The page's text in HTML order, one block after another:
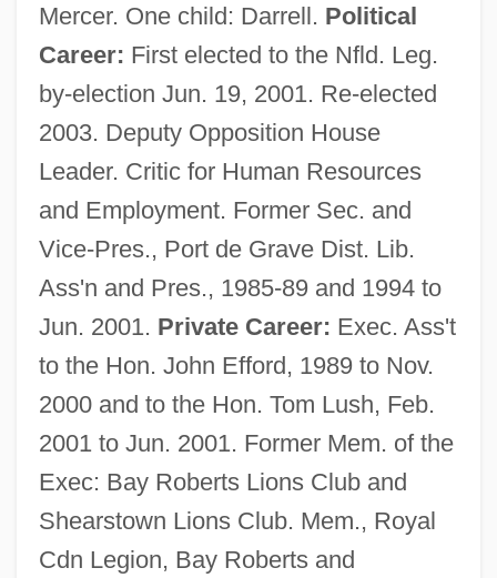
Mercer. One child: Darrell. Political
Career: First elected to the Nfld. Leg.
by-election Jun. 19, 2001. Re-elected
2003. Deputy Opposition House
Leader. Critic for Human Resources
and Employment. Former Sec. and
Vice-Pres., Port de Grave Dist. Lib.
Ass'n and Pres., 1985-89 and 1994 to
Jun. 2001. Private Career: Exec. Ass't
to the Hon. John Efford, 1989 to Nov.
2000 and to the Hon. Tom Lush, Feb.
2001 to Jun. 2001. Former Mem. of the
Exec: Bay Roberts Lions Club and
Shearstown Lions Club. Mem., Royal
Cdn Legion, Bay Roberts and